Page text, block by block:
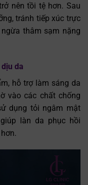
nên tồi tệ hơn. Sau
tránh tiếp xúc trực
thâm sạm nặng
da
hỗ trợ làm sáng da
vào các chất chống
dụng tỏi ngâm mật
làn da phục hồi